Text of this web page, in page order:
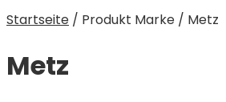
Startseite / Produkt Marke / Metz
Metz